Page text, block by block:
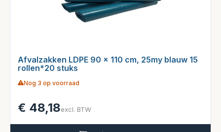
Afvalzakken LDPE 90 x 110 cm, 25my blauw 15
rollen*20 stuks
Nog 3 op voorraad
€ 48,18excl. BTW